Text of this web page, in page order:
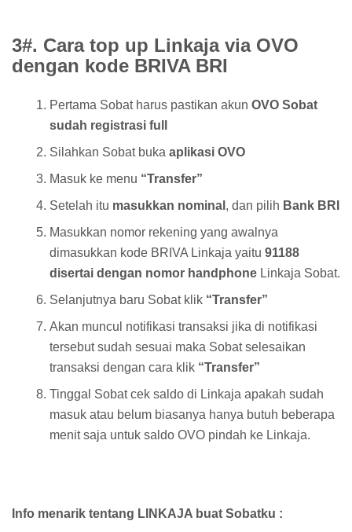
3#. Cara top up Linkaja via OVO
dengan kode BRIVA BRI
Pertama Sobat harus pastikan akun OVO Sobat
sudah registrasi full
Silahkan Sobat buka aplikasi OVO
Masuk ke menu “Transfer”
Setelah itu masukkan nominal , dan pilih Bank BRI
Masukkan nomor rekening yang awalnya
dimasukkan kode BRIVA Linkaja yaitu 91188
disertai dengan nomor handphone Linkaja Sobat.
Selanjutnya baru Sobat klik “Transfer”
Akan muncul notifikasi transaksi jika di notifikasi
tersebut sudah sesuai maka Sobat selesaikan
transaksi dengan cara klik “Transfer”
Tinggal Sobat cek saldo di Linkaja apakah sudah
masuk atau belum biasanya hanya butuh beberapa
menit saja untuk saldo OVO pindah ke Linkaja.
Info menarik tentang LINKAJA buat Sobatku :